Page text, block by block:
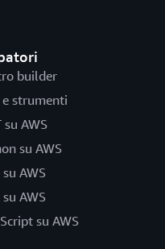
builder
e strumenti
su AWS
su AWS
su AWS
su AWS
su AWS